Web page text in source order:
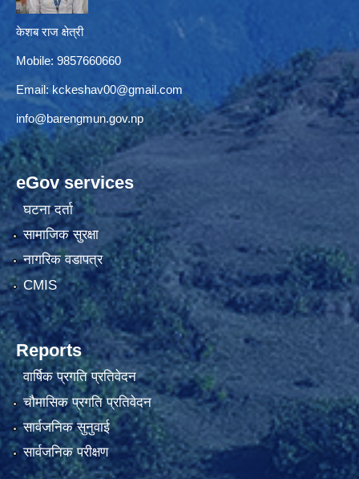
केशब राज क्षेत्री
Mobile: 9857660660
Email: kckeshav00@gmail.com
info@barengmun.gov.np
eGov services
घटना दर्ता
सामाजिक सुरक्षा
नागरिक वडापत्र
CMIS
Reports
वार्षिक प्रगति प्रतिवेदन
चौमासिक प्रगति प्रतिवेदन
सार्वजनिक सुनुवाई
सार्वजनिक परीक्षण